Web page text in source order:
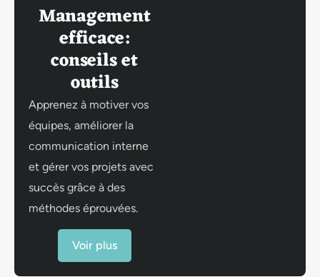
Management
efficace:
conseils et
outils
Apprenez à motiver vos
équipes, améliorer la
communication interne
et gérer vos projets avec
succès grâce à des
méthodes éprouvées.
Voir plus